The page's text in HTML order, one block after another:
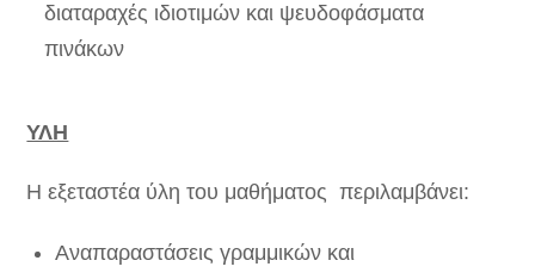
διαταραχές ιδιοτιμών και ψευδοφάσματα
πινάκων
ΥΛΗ
Η εξεταστέα ύλη του μαθήματος περιλαμβάνει:
Αναπαραστάσεις γραμμικών και